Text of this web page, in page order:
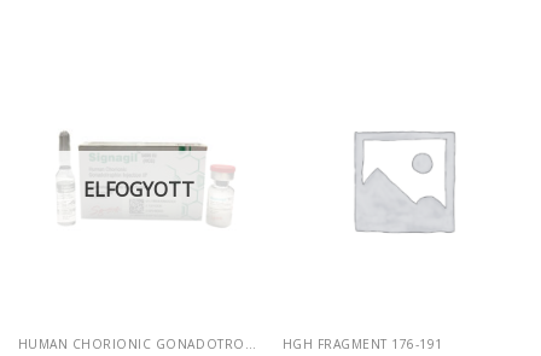
ELFOGYOTT
HGH FRAGMENT 176-191